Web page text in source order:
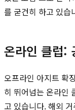
를 굳건히 하고 있습
온라인 클럽:
오프라인 아지트 확
히 뛰어넘는 온라인
고 있습니다. 해외